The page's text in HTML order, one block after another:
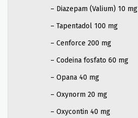
– Diazepam (Valium) 10 mg
– Tapentadol 100 mg
– Cenforce 200 mg
– Codeina fosfato 60 mg
– Opana 40 mg
– Oxynorm 20 mg
– Oxycontin 40 mg